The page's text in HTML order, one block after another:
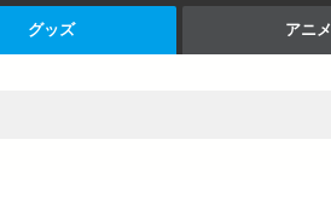
グッズ アニメ